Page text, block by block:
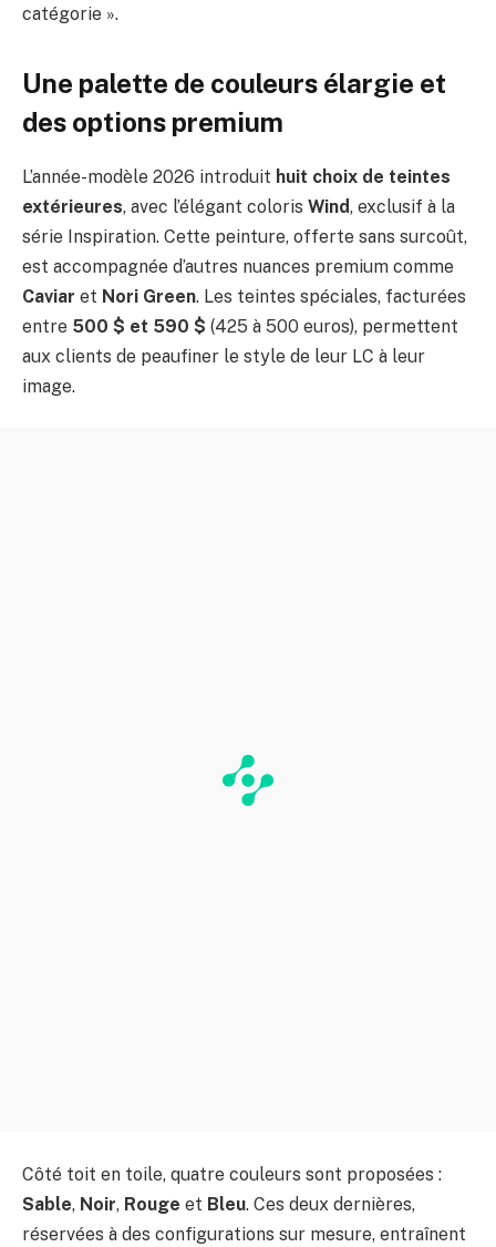
catégorie ».
Une palette de couleurs élargie et
des options premium
L’année-modèle 2026 introduit huit choix de teintes
extérieures, avec l’élégant coloris Wind, exclusif à la
série Inspiration. Cette peinture, offerte sans surcoût,
est accompagnée d’autres nuances premium comme
Caviar et Nori Green. Les teintes spéciales, facturées
entre 500 $ et 590 $ (425 à 500 euros), permettent
aux clients de peaufiner le style de leur LC à leur
image.
Côté toit en toile, quatre couleurs sont proposées :
Sable, Noir, Rouge et Bleu. Ces deux dernières,
réservées à des configurations sur mesure, entraînent